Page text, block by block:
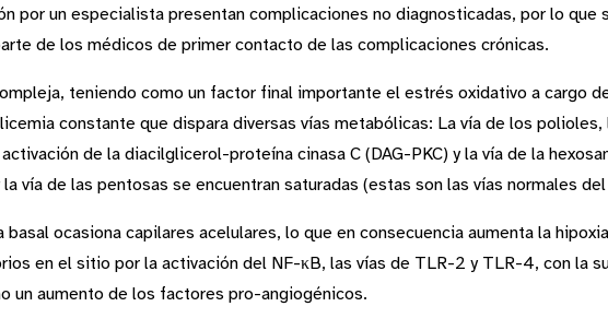
por un especialista presentan complicaciones no diagnosticadas, por lo que
de los médicos de primer contacto de las complicaciones crónicas.
teniendo como un factor final importante el estrés oxidativo a cargo
constante que dispara diversas vías metabólicas: La vía de los
de la diacilglicerol-proteína cinasa C (DAG-PKC) y la vía de la
vía de las pentosas se encuentran saturadas (estas son las vías normales
basal ocasiona capilares acelulares, lo que en consecuencia aumenta la
en el sitio por la activación del NF-κB, las vías de TLR-2 y TLR-4, con la
un aumento de los factores pro-angiogénicos.